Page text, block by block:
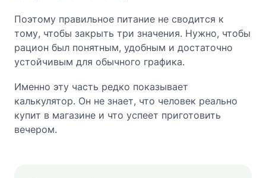
Поэтому правильное питание не сводится к
тому, чтобы закрыть три значения. Нужно, чтобы
рацион был понятным, удобным и достаточно
устойчивым для обычного графика.
Именно эту часть редко показывает
калькулятор. Он не знает, что человек реально
купит в магазине и что успеет приготовить
вечером.